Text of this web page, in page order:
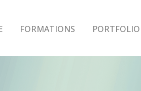
FORMATIONS PORTFOLIO